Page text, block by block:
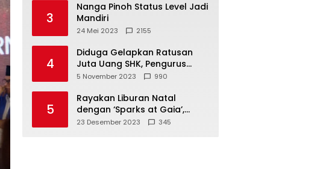
3
Nanga Pinoh Status Level Jadi
Mandiri
24 Mei 2023 2155
4
Diduga Gelapkan Ratusan
Juta Uang SHK, Pengurus
Koperasi SUB Dilaporkan ke
5 November 2023 990
5
Rayakan Liburan Natal
dengan ‘Sparks at Gaia’,
Sajikan Tempat Foto Estetik
23 Desember 2023 345